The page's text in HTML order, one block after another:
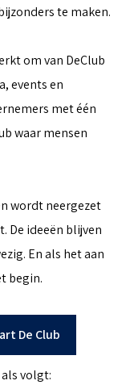
te maken.
om van DeClub
events en
met één
waar mensen
wordt neergezet
De ideeën blijven
En als het aan
begin.
De Club
volgt: